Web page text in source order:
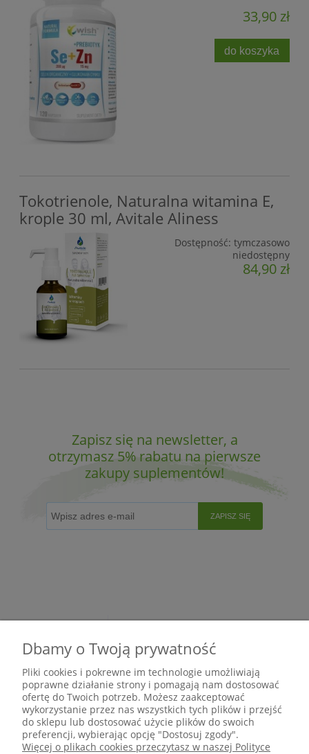
33,90 zł
do koszyka
Tokotrienole, Naturalna witamina E,
krople 30 ml, Avitale Aliness
Dostępność: tymczasowo
niedostępny
84,90 zł
Zapisz się na newsletter, a
otrzymasz 5% rabatu na pierwsze
zakupy suplementów!
ZAPISZ SIĘ
Pomoc
Dbamy o Twoją prywatność
Pliki cookies i pokrewne im technologie umożliwiają
poprawne działanie strony i pomagają nam dostosować
ofertę do Twoich potrzeb. Możesz zaakceptować
wykorzystanie przez nas wszystkich tych plików i przejść
do sklepu lub dostosować użycie plików do swoich
preferencji, wybierając opcję "Dostosuj zgody".
Więcej o plikach cookies przeczytasz w naszej Polityce